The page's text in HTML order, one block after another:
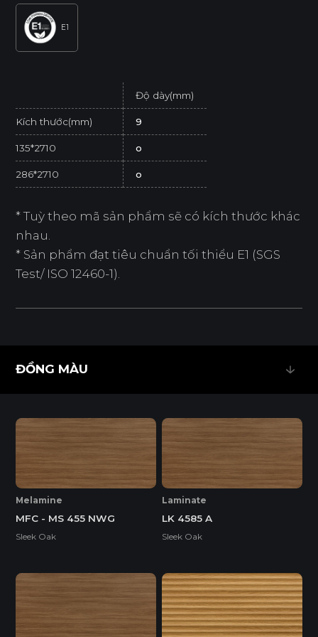
E1
Độ dày(mm)
Kích thước(mm) 9
135*2710 o
286*2710 o
* Tuỳ theo mã sản phẩm sẽ có kích thước khác
nhau.
* Sản phẩm đạt tiêu chuẩn tối thiểu E1 (SGS
Test/ ISO 12460-1).
ĐỒNG MÀU
Melamine
MFC - MS 455 NWG
Sleek Oak
Laminate
LK 4585 A
Sleek Oak